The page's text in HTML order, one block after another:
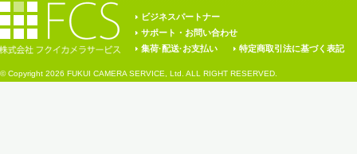
ビジネスパートナー
サポート・お問い合わせ
集荷·配送·お支払い
特定商取引法に基づく表記
© Copyright 2026 FUKUI CAMERA SERVICE, Ltd. ALL RIGHT RESERVED.